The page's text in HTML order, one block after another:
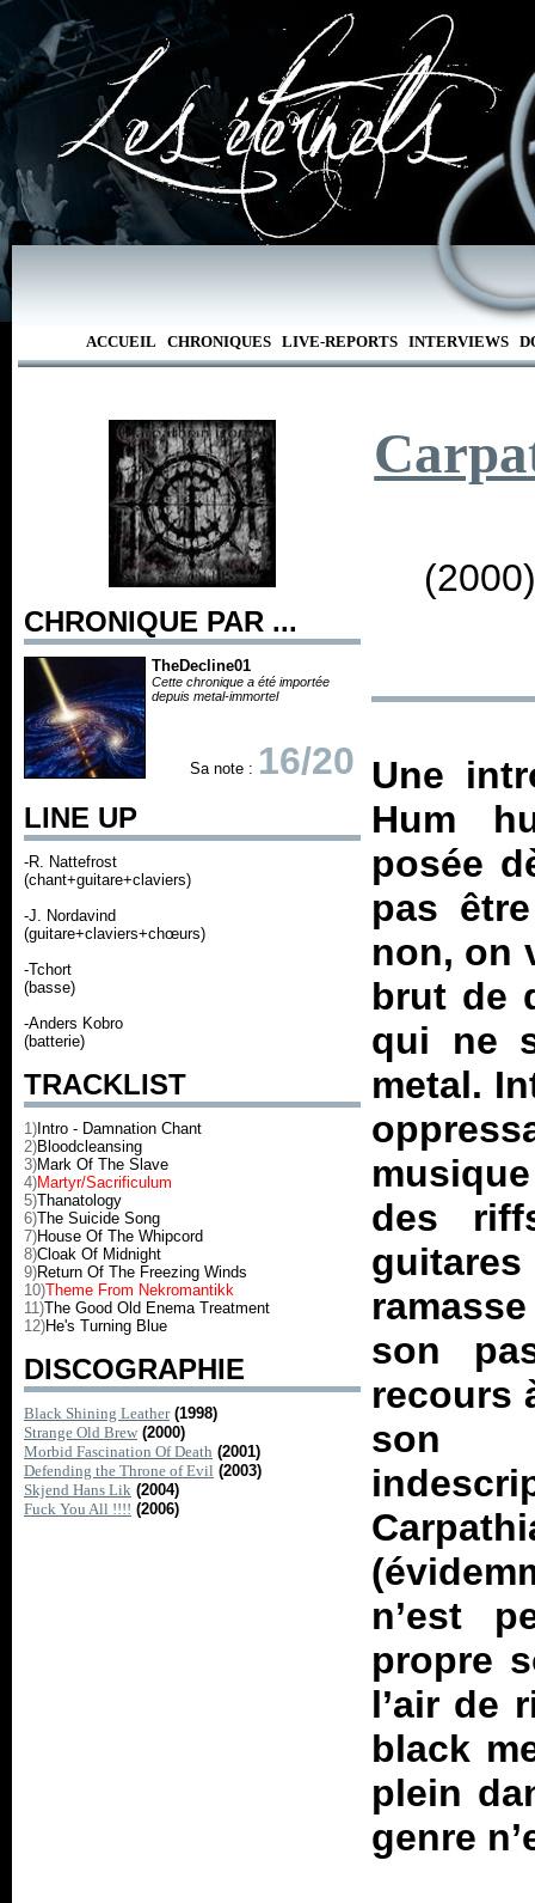
ACCUEIL CHRONIQUES LIVE-REPORTS INTERVIEWS
CHRONIQUE PAR ...
TheDecline01
Cette chronique a été importée
depuis metal-immortel
Sa note : 16/20
LINE UP
-R. Nattefrost
(chant+guitare+claviers)
-J. Nordavind
(guitare+claviers+chœurs)
-Tchort
(basse)
-Anders Kobro
(batterie)
TRACKLIST
1) Intro - Damnation Chant
2)Bloodcleansing
3)Mark Of The Slave
4)Martyr/Sacrificulum
5)Thanatology
6)The Suicide Song
7)House Of The Whipcord
8)Cloak Of Midnight
9)Return Of The Freezing Winds
10)Theme From Nekromantikk
11)The Good Old Enema Treatment
12)He's Turning Blue
DISCOGRAPHIE
Black Shining Leather (1998)
Strange Old Brew (2000)
Morbid Fascination Of Death (2001)
Defending the Throne of Evil (2003)
Skjend Hans Lik (2004)
Fuck You All !!!! (2006)
Une
Hum
posée
pas
non, on
brut de
qui ne
metal.
des
son
recours
son
n’est
propre
l’air de
black
plein
genre